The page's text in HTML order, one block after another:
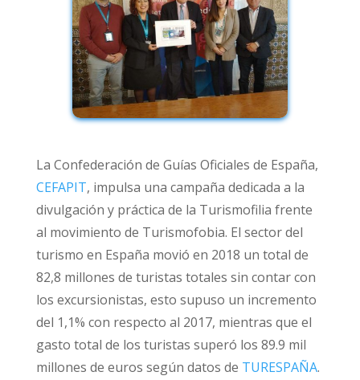
La Confederación de Guías Oficiales de España,
CEFAPIT, impulsa una campaña dedicada a la
divulgación y práctica de la Turismofilia frente
al movimiento de Turismofobia. El sector del
turismo en España movió en 2018 un total de
82,8 millones de turistas totales sin contar con
los excursionistas, esto supuso un incremento
del 1,1% con respecto al 2017, mientras que el
gasto total de los turistas superó los 89.9 mil
millones de euros según datos de TURESPAÑA.